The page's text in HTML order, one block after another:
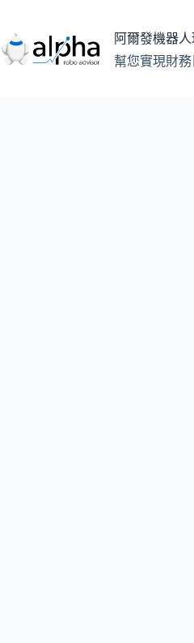
主
要
阿爾發機器
幫您實現財